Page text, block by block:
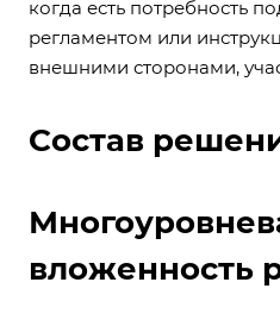
когда есть потребность
регламентом или
внешними сторонами,
Состав
вложенность